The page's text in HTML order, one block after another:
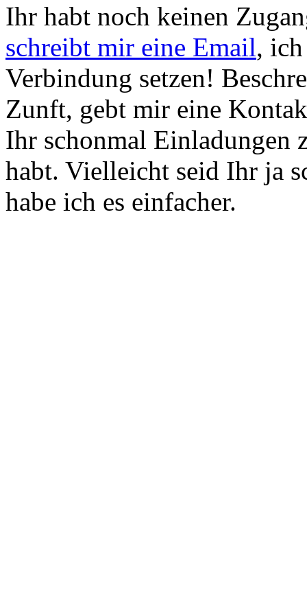
Ihr habt noch keinen
schreibt mir eine Email,
Verbindung setzen!
Zunft, gebt mir eine
Ihr schonmal Einladungen
habt. Vielleicht seid Ihr ja
habe ich es einfacher.